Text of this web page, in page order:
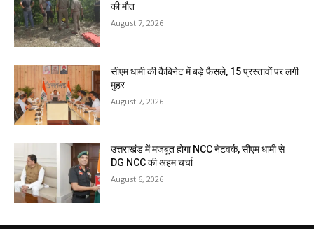
की मौत
August 7, 2026
सीएम धामी की कैबिनेट में बड़े फैसले, 15 प्रस्तावों पर लगी
मुहर
August 7, 2026
उत्तराखंड में मजबूत होगा NCC नेटवर्क, सीएम धामी से
DG NCC की अहम चर्चा
August 6, 2026